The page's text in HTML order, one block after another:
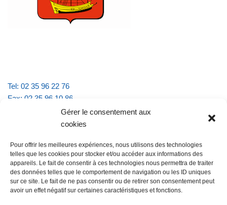
Gérer le consentement aux
cookies
Pour offrir les meilleures expériences, nous utilisons des technologies
telles que les cookies pour stocker et/ou accéder aux informations des
appareils. Le fait de consentir à ces technologies nous permettra de traiter
des données telles que le comportement de navigation ou les ID uniques
sur ce site. Le fait de ne pas consentir ou de retirer son consentement peut
avoir un effet négatif sur certaines caractéristiques et fonctions.
Tel: 02 35 96 22 76
Fax: 02 35 96 10 86
Email : mairie.vattevillelarue@wanadoo.fr
lundi et jeudi de 9h à 11h30
mardi et vendredi de 16h à 18h30